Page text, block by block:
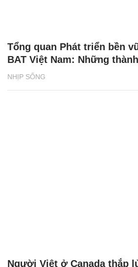
NHỊP SỐNG
Tổng quan Phát triển bền
BAT Việt Nam: Những
Người Việt ở Canada thắp